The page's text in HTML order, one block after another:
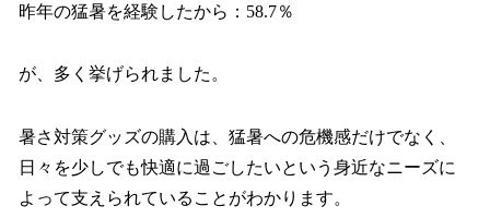
昨年の猛暑を経験したから：58.7％
が、多く挙げられました。
暑さ対策グッズの購入は、猛暑への危機感だけでなく、
日々を少しでも快適に過ごしたいという身近なニーズに
よって支えられていることがわかります。